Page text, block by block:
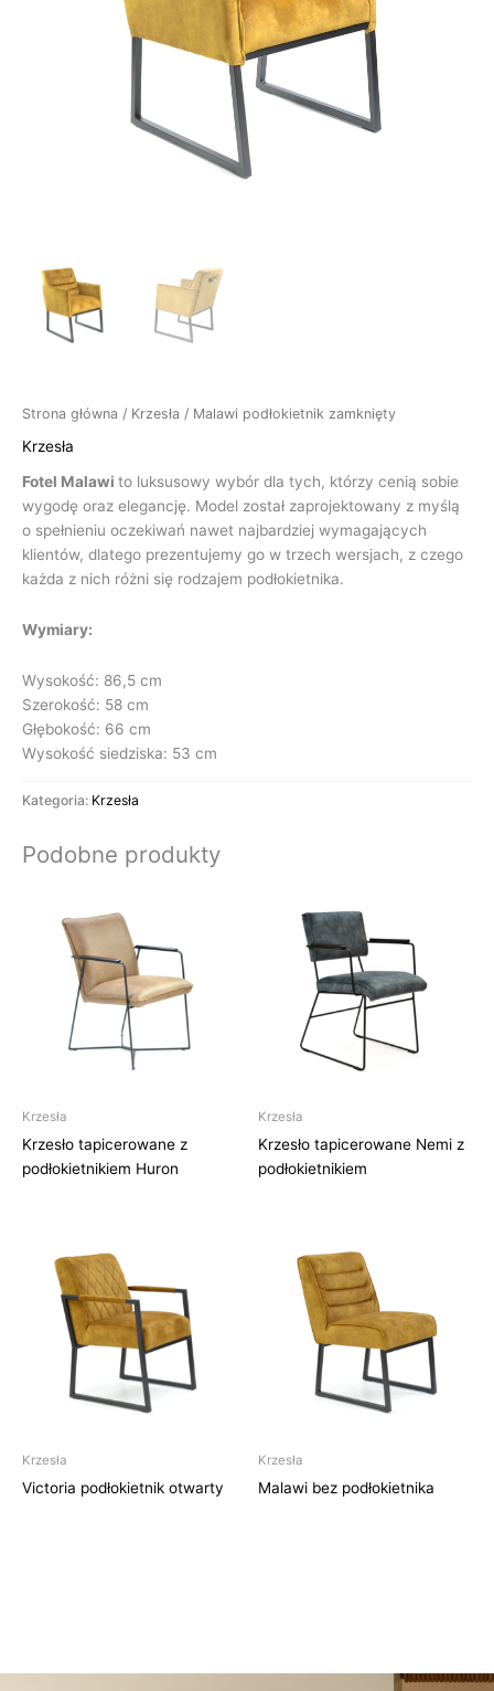
Strona główna / Krzesła / Malawi podłokietnik zamknięty
Krzesła
Fotel Malawi to luksusowy wybór dla tych, którzy cenią sobie
wygodę oraz elegancję. Model został zaprojektowany z myślą
o spełnieniu oczekiwań nawet najbardziej wymagających
klientów, dlatego prezentujemy go w trzech wersjach, z czego
każda z nich różni się rodzajem podłokietnika.
Wymiary:
Wysokość: 86,5 cm
Szerokość: 58 cm
Głębokość: 66 cm
Wysokość siedziska: 53 cm
Kategoria: Krzesła
Podobne produkty
Krzesła
Krzesło tapicerowane z
podłokietnikiem Huron
Krzesła
Krzesło tapicerowane Nemi z
podłokietnikiem
Krzesła
Victoria podłokietnik otwarty
Krzesła
Malawi bez podłokietnika